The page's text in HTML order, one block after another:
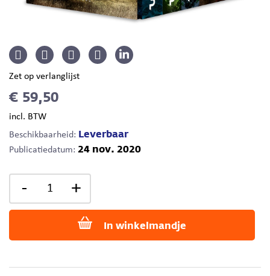
Zet op verlanglijst
€ 59,50
incl. BTW
Beschikbaarheid: Leverbaar
Publicatiedatum: 24 nov. 2020
- +
In winkelmandje